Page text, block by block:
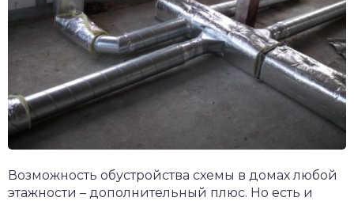
Возможность обустройства схемы в домах любой
этажности – дополнительный плюс. Но есть и